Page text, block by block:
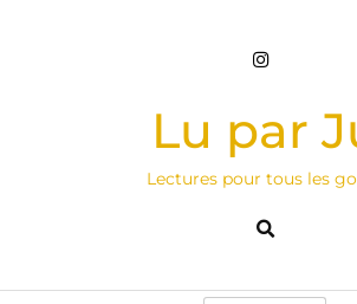
Lu par
Lectures pour tous les